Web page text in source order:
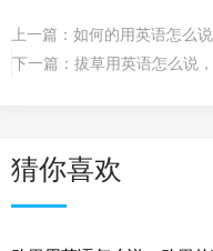
上一篇： 如何的用英语怎么
下一篇： 拔草用英语怎么说
猜你喜欢